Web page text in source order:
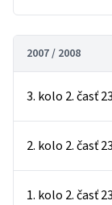
2007 / 2008
3. kolo 2. časť
2. kolo 2. časť
1. kolo 2. časť